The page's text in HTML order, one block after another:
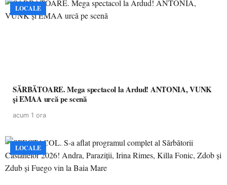
LOCALE
SĂRBĂTOARE. Mega spectacol la Ardud! ANTONIA, VUNK
și EMAA urcă pe scenă
acum 1 ora
LOCALE